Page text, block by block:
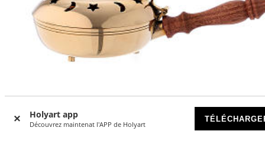
Holyart app
Découvrez maintenat l'APP de Holyart